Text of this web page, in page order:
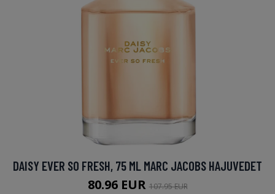
DAISY EVER SO FRESH, 75 ML MARC JACOBS HAJUVEDET
80.96 EUR107.95 EUR